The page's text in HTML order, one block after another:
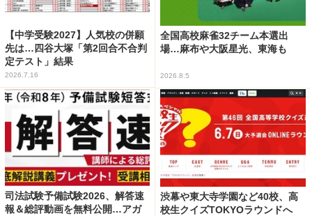
【中学受験2027】人気校の併願
先は…四谷大塚「第2回合不合判
定テスト」結果
2026.7.16
全国高校麻雀32チーム本選出
場…麻布や大阪星光、東海も
2026.8.5
司法試験予備試験2026、解答速
報＆総評動画を無料公開…アガ
渋幕や東大寺学園など40校、高
校生クイズTOKYOラウンドへ